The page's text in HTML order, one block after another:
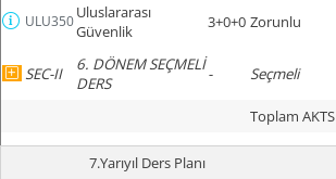
ULU350Uluslararası
Güvenlik
3+0+0 Zorunlu
SEC-II
6. DÖNEM SEÇMELİ
DERS
- Seçmeli
Toplam AKTS
7.Yarıyıl Ders Planı